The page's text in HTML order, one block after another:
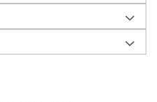
durificat
Mm/Inch, ABS/INC